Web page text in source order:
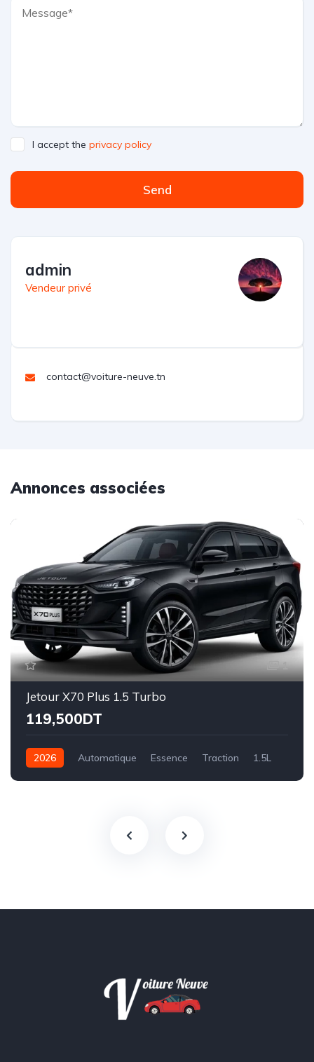
I accept the privacy policy
Send
admin
Vendeur privé
contact@voiture-neuve.tn
Annonces associées
1
Jetour X70 Plus 1.5 Turbo
119,500DT
2026 Automatique Essence Traction 1.5L